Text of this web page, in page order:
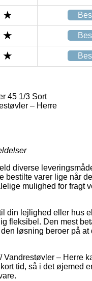
45 1/3 Sort
– Herre
diverse
bestilte varer lige når
mulighed for fragt
din lejlighed eller hus
fleksibel. Den mest
løsning beroer på
Vandrestøvler – Herre
tid, så i det øjemed